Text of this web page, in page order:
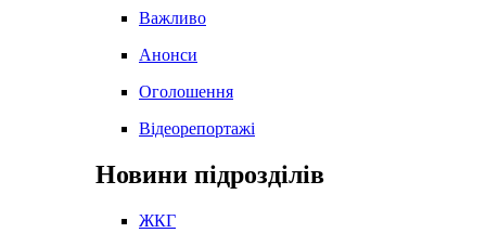
Важливо
Анонси
Оголошення
Відеорепортажі
Новини підрозділів
ЖКГ